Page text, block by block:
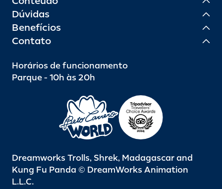
Dúvidas
Benefícios
Contato
Horários de funcionamento
Parque - 10h às 20h
Dreamworks Trolls, Shrek, Madagascar and
Kung Fu Panda © DreamWorks Animation
L.L.C.